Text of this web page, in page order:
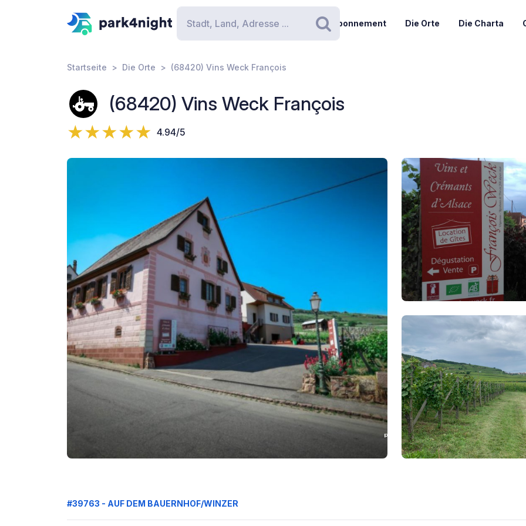
Suchen
Abonnement Die Orte Die Charta
Startseite Die Orte (68420) Vins Weck François
(68420) Vins Weck François
4.94/5
#39763 - AUF DEM BAUERNHOF/WINZER